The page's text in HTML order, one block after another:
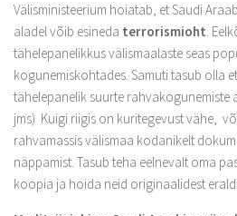
Välisministeerium hoiatab, et Saudi
aladel võib esineda terrorismioht.
tähelepanelikkus välismaalaste seas
kogunemiskohtades. Samuti tasub olla
tähelepanelik suurte
jms) Kuigi riigis on kuritegevust vähe,
rahvamassis välismaa kodanikelt
näppamist. Tasub teha eelnevalt oma
koopia ja hoida neid originaalidest